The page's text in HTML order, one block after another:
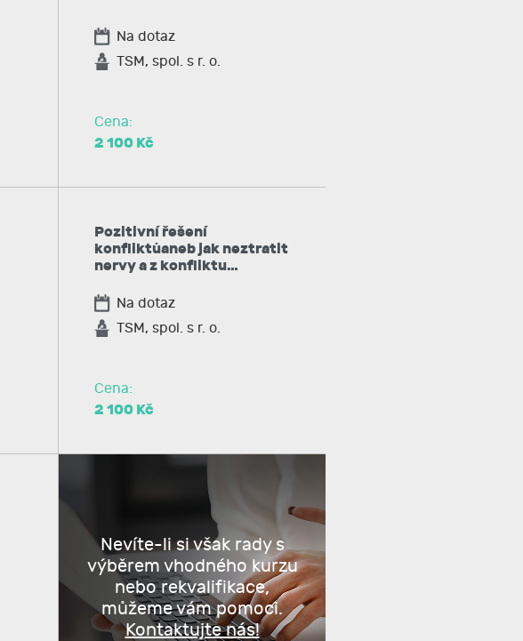
Na dotaz
TSM, spol. s r. o.
Cena:
2 100 Kč
Pozitivní řešení
konfliktůaneb jak neztratit
nervy a z konfliktu…
Na dotaz
TSM, spol. s r. o.
Cena:
2 100 Kč
Nevíte-li si však rady s
výběrem vhodného kurzu
nebo rekvalifikace,
můžeme vám pomoci.
Kontaktujte nás!